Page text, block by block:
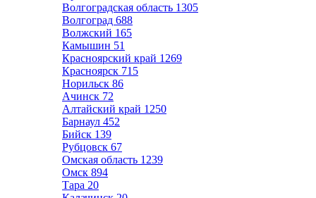
Волгоградская область 1305
Волгоград 688
Волжский 165
Камышин 51
Красноярский край 1269
Красноярск 715
Норильск 86
Ачинск 72
Алтайский край 1250
Барнаул 452
Бийск 139
Рубцовск 67
Омская область 1239
Омск 894
Тара 20